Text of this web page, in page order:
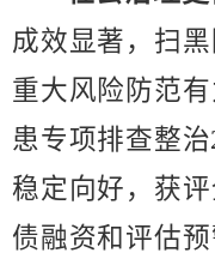
成效显著，扫
重大风险防范有
患专项排查整治
稳定向好，获
债融资和评估